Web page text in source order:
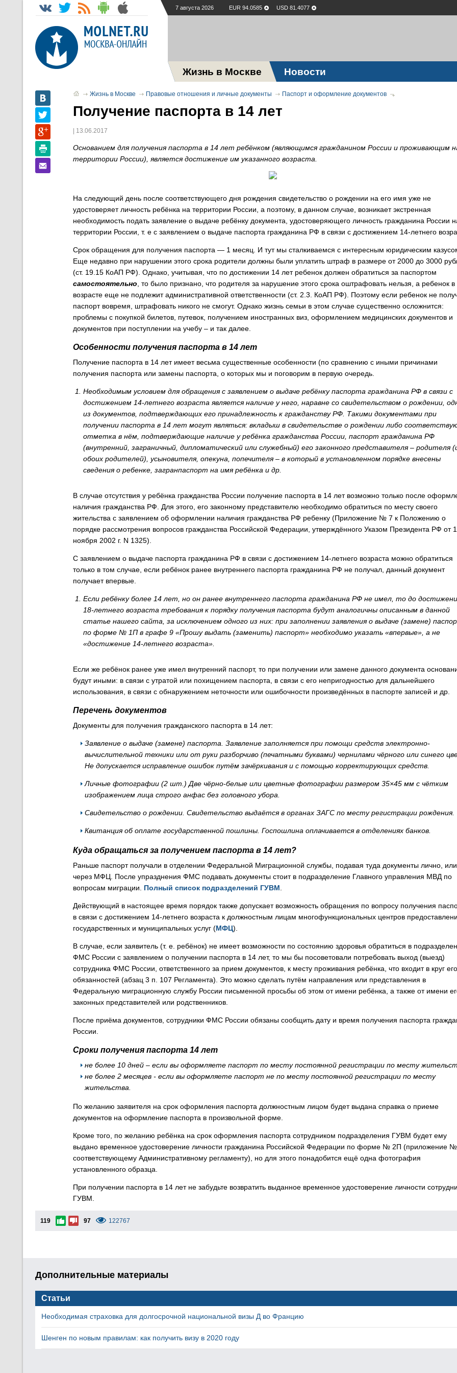
7 августа 2026 EUR 94.0585 USD 81.4077
Жизнь в Москве Новости
Жизнь в Москве Правовые отношения и личные документы Паспорт и оформление документов
Получение паспорта в 14 лет
| 13.06.2017
Основанием для получения паспорта в 14 лет ребёнком (являющимся гражданином России и проживающим
территории России), является достижение им указанного возраста.
На следующий день после соответствующего дня рождения свидетельство о рождении на его имя уже не
удостоверяет личность ребёнка на территории России, а поэтому, в данном случае, возникает экстренная
необходимость подать заявление о выдаче ребёнку документа, удостоверяющего личность гражданина России
территории России, т. е с заявлением о выдаче паспорта гражданина РФ в связи с достижением 14-летнего
Срок обращения для получения паспорта — 1 месяц. И тут мы сталкиваемся с интересным юридическим
Еще недавно при нарушении этого срока родители должны были уплатить штраф в размере от 2000 до 3000
(ст. 19.15 КоАП РФ). Однако, учитывая, что по достижении 14 лет ребенок должен обратиться за паспортом
самостоятельно , то было признано, что родителя за нарушение этого срока оштрафовать нельзя, а ребенок в
возрасте еще не подлежит административной ответственности (ст. 2.3. КоАП РФ). Поэтому если ребенок не
паспорт вовремя, штрафовать никого не смогут. Однако жизнь семьи в этом случае существенно осложнится:
проблемы с покупкой билетов, путевок, получением иностранных виз, оформлением медицинских документов и
документов при поступлении на учебу – и так далее.
Особенности получения паспорта в 14 лет
Получение паспорта в 14 лет имеет весьма существенные особенности (по сравнению с иными причинами
получения паспорта или замены паспорта, о которых мы и поговорим в первую очередь.
Необходимым условием для обращения с заявлением о выдаче ребёнку паспорта гражданина РФ в связи с
достижением 14-летнего возраста является наличие у него, наравне со свидетельством о рождении,
из документов, подтверждающих его принадлежность к гражданству РФ. Такими документами при
получении паспорта в 14 лет могут являться: вкладыш в свидетельстве о рождении либо
отметка в нём, подтверждающие наличие у ребёнка гражданства России, паспорт гражданина РФ
(внутренний, заграничный, дипломатический или служебный) его законного представителя – родителя
обоих родителей), усыновителя, опекуна, попечителя – в который в установленном порядке внесены
сведения о ребенке, загранпаспорт на имя ребёнка и др.
В случае отсутствия у ребёнка гражданства России получение паспорта в 14 лет возможно только после
наличия гражданства РФ. Для этого, его законному представителю необходимо обратиться по месту своего
жительства с заявлением об оформлении наличия гражданства РФ ребенку (Приложение № 7 к Положению о
порядке рассмотрения вопросов гражданства Российской Федерации, утверждённого Указом Президента РФ от
ноября 2002 г. N 1325).
С заявлением о выдаче паспорта гражданина РФ в связи с достижением 14-летнего возраста можно обратиться
только в том случае, если ребёнок ранее внутреннего паспорта гражданина РФ не получал, данный документ
получает впервые.
Если ребёнку более 14 лет, но он ранее внутреннего паспорта гражданина РФ не имел, то до
18-летнего возраста требования к порядку получения паспорта будут аналогичны описанным в данной
статье нашего сайта, за исключением одного из них: при заполнении заявления о выдаче (замене)
по форме № 1П в графе 9 «Прошу выдать (заменить) паспорт» необходимо указать «впервые», а не
«достижение 14-летнего возраста».
Если же ребёнок ранее уже имел внутренний паспорт, то при получении или замене данного документа
будут иными: в связи с утратой или похищением паспорта, в связи с его непригодностью для дальнейшего
использования, в связи с обнаружением неточности или ошибочности произведённых в паспорте записей и др.
Перечень документов
Документы для получения гражданского паспорта в 14 лет:
Заявление о выдаче (замене) паспорта. Заявление заполняется при помощи средств электронно-
вычислительной техники или от руки разборчиво (печатными буквами) чернилами чёрного или синего
Не допускается исправление ошибок путём зачёркивания и с помощью корректирующих средств.
Личные фотографии (2 шт.) Две чёрно-белые или цветные фотографии размером 35×45 мм с чётким
изображением лица строго анфас без головного убора.
Свидетельство о рождении. Свидетельство выдаётся в органах ЗАГС по месту регистрации рождения.
Квитанция об оплате государственной пошлины. Госпошлина оплачивается в отделениях банков.
Куда обращаться за получением паспорта в 14 лет?
Раньше паспорт получали в отделении Федеральной Миграционной службы, подавая туда документы лично, или
через МФЦ. После упразднения ФМС подавать документы стоит в подразделение Главного управления МВД по
вопросам миграции. Полный список подразделений ГУВМ
Действующий в настоящее время порядок также допускает возможность обращения по вопросу получения
в связи с достижением 14-летнего возраста к должностным лицам многофункциональных центров
государственных и муниципальных услуг (МФЦ).
В случае, если заявитель (т. е. ребёнок) не имеет возможности по состоянию здоровья обратиться в
ФМС России с заявлением о получении паспорта в 14 лет, то мы бы посоветовали потребовать выход (выезд)
сотрудника ФМС России, ответственного за прием документов, к месту проживания ребёнка, что входит в круг его
обязанностей (абзац 3 п. 107 Регламента). Это можно сделать путём направления или представления в
Федеральную миграционную службу России письменной просьбы об этом от имени ребёнка, а также от имени
законных представителей или родственников.
После приёма документов, сотрудники ФМС России обязаны сообщить дату и время получения паспорта
России.
Сроки получения паспорта 14 лет
не более 10 дней – если вы оформляете паспорт по месту постоянной регистрации по месту
не более 2 месяцев - если вы оформляете паспорт не по месту постоянной регистрации по месту
жительства.
По желанию заявителя на срок оформления паспорта должностным лицом будет выдана справка о приеме
документов на оформление паспорта в произвольной форме.
Кроме того, по желанию ребёнка на срок оформления паспорта сотрудником подразделения ГУВМ будет ему
выдано временное удостоверение личности гражданина Российской Федерации по форме № 2П (приложение
соответствующему Административному регламенту), но для этого понадобится ещё одна фотография
установленного образца.
При получении паспорта в 14 лет не забудьте возвратить выданное временное удостоверение личности
ГУВМ.
119 97 122767
Дополнительные материалы
Статьи
Необходимая страховка для долгосрочной национальной визы Д во Францию
Шенген по новым правилам: как получить визу в 2020 году